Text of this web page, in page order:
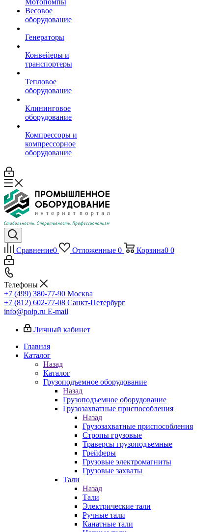
Мотопомпы
Весовое
оборудование
Генераторы
Конвейеры и
транспортеры
Тепловое
оборудование
Клининговое
оборудование
Компрессоры и
компрессорное
оборудование
Сравнение0 Отложенные 0 Корзина0 0
Телефоны
+7 (499) 380-77-90 Москва
+7 (812) 602-77-08 Санкт-Петербург
info@poip.ru E-mail
Личный кабинет
Главная
Каталог
Назад
Каталог
Грузоподъемное оборудование
Назад
Грузоподъемное оборудование
Грузозахватные приспособления
Назад
Грузозахватные приспособления
Стропы грузовые
Траверсы грузоподъемные
Грейферы
Грузовые электромагниты
Грузовые захваты
Тали
Назад
Тали
Электрические тали
Ручные тали
Канатные тали